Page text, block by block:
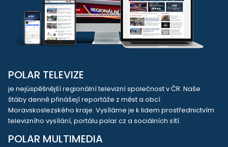
POLAR TELEVIZE
je nejúspěšnější regionální televizní společnost v ČR. Naše
štáby denně přinášejí reportáže z měst a obcí
Moravskoslezského kraje. Vysíláme je k lidem prostřednictvím
televizního vysílání, portálu polar.cz a sociálních sítí.
POLAR MULTIMEDIA